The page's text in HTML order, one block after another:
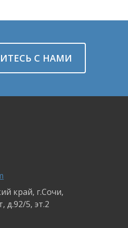
С НАМИ
край, г.Сочи,
д.92/5, эт.2